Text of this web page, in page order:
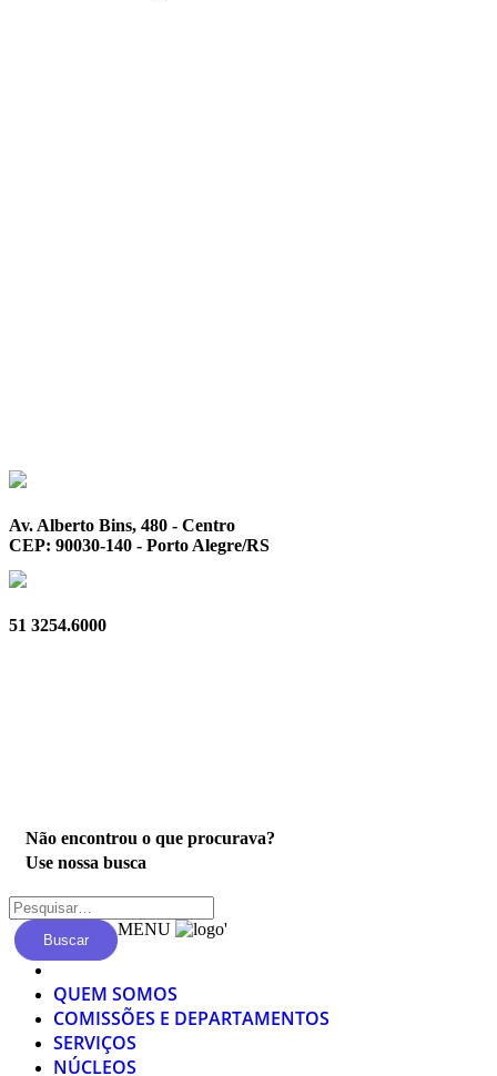
Av. Alberto Bins, 480 - Centro
CEP: 90030-140 - Porto Alegre/RS
51 3254.6000
Não encontrou o que procurava?
Use nossa busca
Buscar
MENU '
QUEM SOMOS
COMISSÕES E DEPARTAMENTOS
SERVIÇOS
NÚCLEOS